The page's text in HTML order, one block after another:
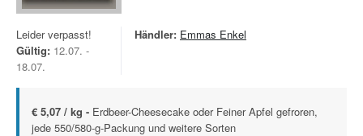
Leider verpasst!
Gültig: 12.07. -
18.07.
Händler: Emmas Enkel
€ 5,07 / kg - Erdbeer-Cheesecake oder Feiner Apfel gefroren,
jede 550/580-g-Packung und weitere Sorten